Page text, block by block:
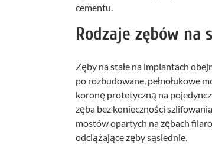
cementu.
Rodzaje zębów na
Zęby na stałe na implantach
po rozbudowane, pełnołukowe
koronę protetyczną na
zęba bez konieczności
mostów opartych na zębach
odciążające zęby sąsiednie.